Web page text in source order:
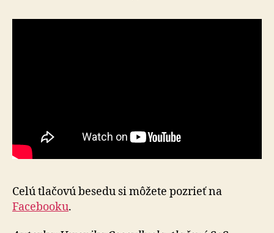
Celú tlačovú besedu si môžete pozrieť na
Facebooku.